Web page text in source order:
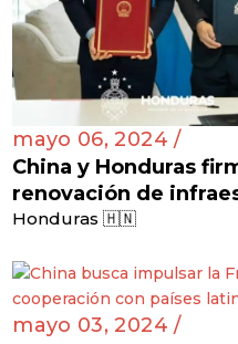
mayo 06, 2024 /
China y Honduras
renovación de
Honduras 🇭🇳
mayo 03, 2024 /